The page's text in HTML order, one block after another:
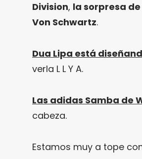
Division, la sorpresa
Von Schwartz.
Dua Lipa está
verla L L Y A.
Las adidas Samba de
cabeza.
Estamos muy a tope